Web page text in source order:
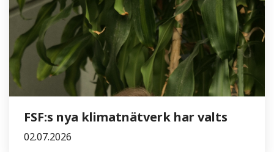
FSF:s nya klimatnätverk har valts
02.07.2026